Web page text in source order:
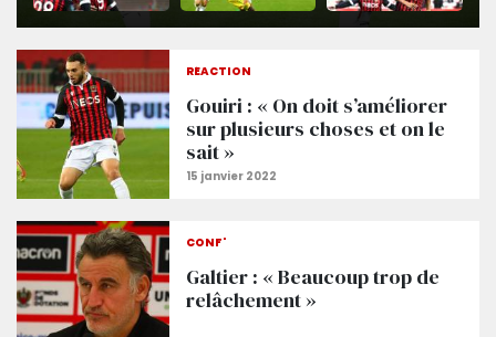
RÉACTION
Gouiri : « On doit s’améliorer
sur plusieurs choses et on le
sait »
CONF'
Galtier : « Beaucoup trop de
relâchement »